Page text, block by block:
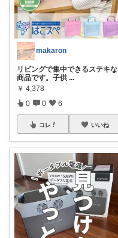
makaron
リビングで集中できるステキな
商品です。子供 ...
￥ 4,378
0 0 6
コレ いいね